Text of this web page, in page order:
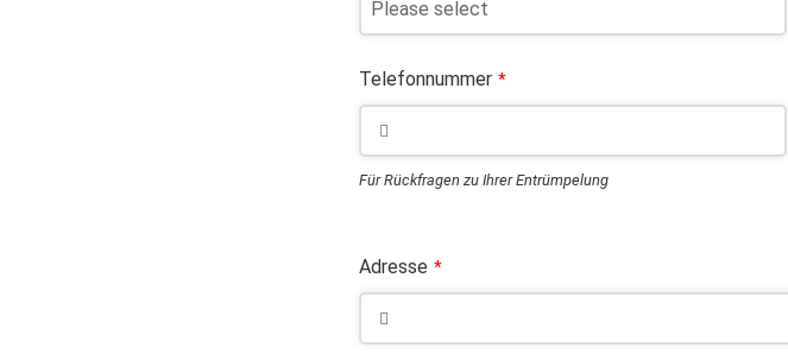
Telefonnummer *
Für Rückfragen zu Ihrer Entrümpelung
Adresse *